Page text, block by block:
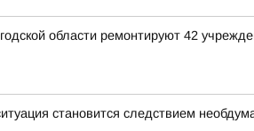
области ремонтируют 42
становится следствием